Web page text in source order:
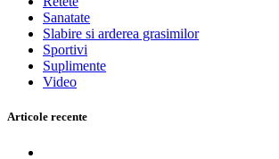
Sanatate
Slabire si arderea grasimilor
Sportivi
Suplimente
Video
Articole recente